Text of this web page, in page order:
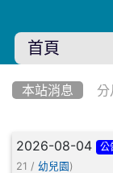
首頁
本站消息 分
文章列
2026-08-04 公
21 / 幼兒園 )